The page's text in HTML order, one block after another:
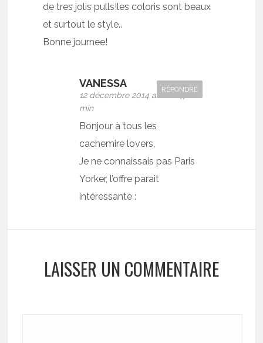
de tres jolis pulls!les coloris sont beaux
et surtout le style..
Bonne journee!
VANESSA
12 décembre 2014 at 11 h 47
min
RÉPONDRE
Bonjour à tous les
cachemire lovers,
Je ne connaissais pas Paris
Yorker, l’offre parait
intéressante :
LAISSER UN COMMENTAIRE